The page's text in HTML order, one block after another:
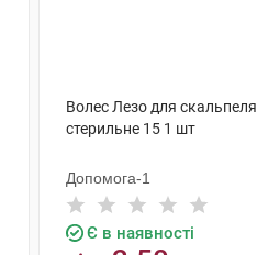
Волес Лезо для скальпеля
стерильне 15 1 шт
Допомога-1
Є в наявності